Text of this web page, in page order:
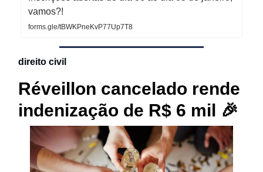
vamos?!
forms.gle/tBWKPneKvP77Up7T8
direito civil
Réveillon cancelado rende
indenização de R$ 6 mil 🎉